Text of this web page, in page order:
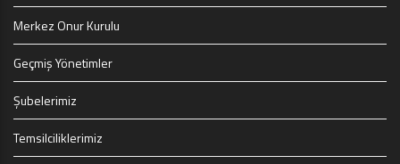
Merkez Onur Kurulu
Geçmiş Yönetimler
Şubelerimiz
Temsilciliklerimiz